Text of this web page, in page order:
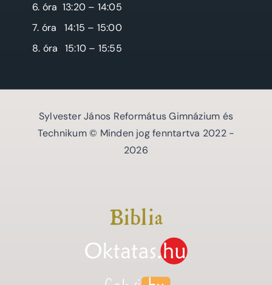
6. óra 13:20 – 14:05
7. óra
14:15 – 15:00
8. óra
15:10 – 15:55
Sylvester János Református Gimnázium és
Technikum © Minden jog fenntartva 2022 -
2026